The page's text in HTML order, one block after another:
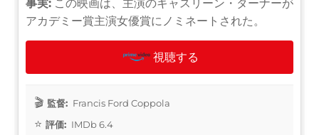
事実: この映画は、主演のキャスリーン・ターナーが
アカデミー賞主演女優賞にノミネートされた。
視聴する
監督: Francis Ford Coppola
評価: IMDb 6.4